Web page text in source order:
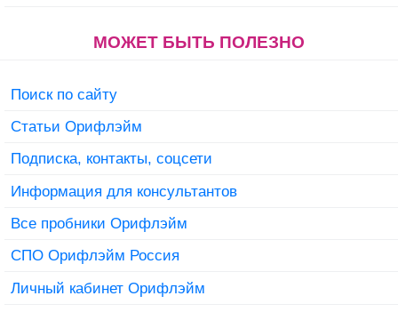
МОЖЕТ БЫТЬ ПОЛЕЗНО
Поиск по сайту
Статьи Орифлэйм
Подписка, контакты, соцсети
Информация для консультантов
Все пробники Орифлэйм
СПО Орифлэйм Россия
Личный кабинет Орифлэйм